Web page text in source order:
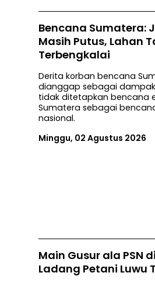
Bencana Sumatera:
Masih Putus, Lahan
Terbengkalai
Derita korban bencana
dianggap sebagai
tidak ditetapkan bencana
Sumatera sebagai
nasional.
Minggu, 02 Agustus 2026
Main Gusur ala PSN di
Ladang Petani Luwu